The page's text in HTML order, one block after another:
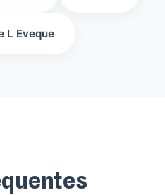
L Eveque